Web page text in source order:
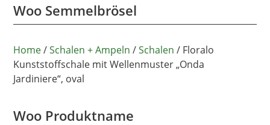
Woo Semmelbrösel
Home/Schalen + Ampeln /Schalen / Floralo
Kunststoffschale mit Wellenmuster „Onda
Jardiniere“, oval
Woo Produktname